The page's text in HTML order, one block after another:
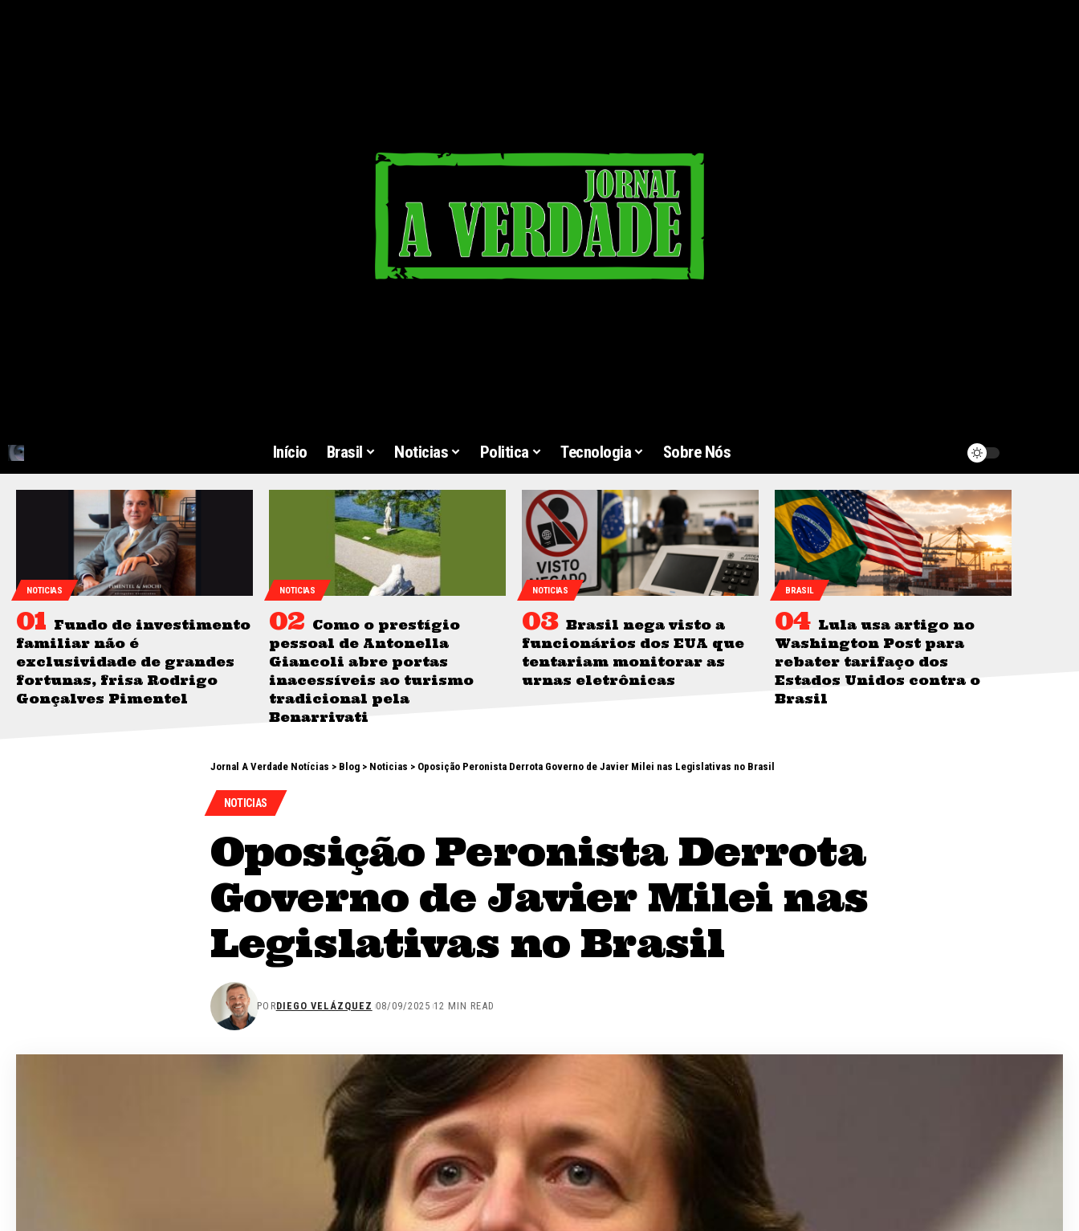
Início Brasil Noticias Politica Tecnologia Sobre Nós
NOTICIAS
Fundo de investimento
familiar não é
exclusividade de grandes
fortunas, frisa Rodrigo
Gonçalves Pimentel
NOTICIAS
Como o prestígio
pessoal de Antonella
Giancoli abre portas
inacessíveis ao turismo
tradicional pela
Benarrivati
NOTICIAS
Brasil nega visto a
funcionários dos EUA que
tentariam monitorar as
urnas eletrônicas
BRASIL
Lula usa artigo no
Washington Post para
rebater tarifaço dos
Estados Unidos contra o
Brasil
Jornal A Verdade Notícias > Blog > Noticias > Oposição Peronista Derrota Governo de Javier Milei nas Legislativas no Brasil
NOTICIAS
Oposição Peronista Derrota
Governo de Javier Milei nas
Legislativas no Brasil
PORDIEGO VELÁZQUEZ 08/09/2025 12 MIN READ